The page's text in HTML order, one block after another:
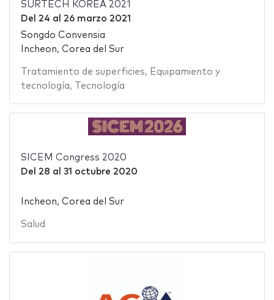
SURTECH KOREA 2021
Del 24 al 26 marzo 2021
Songdo Convensia
Incheon, Corea del Sur
Tratamiento de superficies, Equipamiento y
tecnología, Tecnología
SICEM Congress 2020
Del 28 al 31 octubre 2020
Incheon, Corea del Sur
Salud